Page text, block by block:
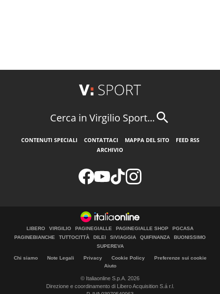
Cerca in Virgilio Sport...
CONTENUTI SPECIALI CONTATTACI MAPPA DEL SITO
FEED RSS
ARCHIVIO
LIBERO VIRGILIO PAGINEGIALLE PAGINEGIALLE SHOP
PGCASA
PAGINEBIANCHE
TUTTOCITTÀ DILEI SIVIAGGIA QUIFINANZA
BUONISSIMO
SUPEREVA
Chi siamo Note Legali Privacy Cookie Policy
Preferenze sui cookie
Aiuto
© Italiaonline S.p.A. 2026
Direzione e coordinamento di Libero Acquisition S.á r.l.